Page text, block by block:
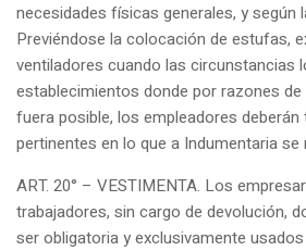
necesidades físicas generales, y según
Previéndose la colocación de estufas,
ventiladores cuando las circunstancias
establecimientos donde por razones
fuera posible, los empleadores
pertinentes en lo que a Indumentaria se
ART. 20° – VESTIMENTA. Los
trabajadores, sin cargo de devolución,
ser obligatoria y exclusivamente